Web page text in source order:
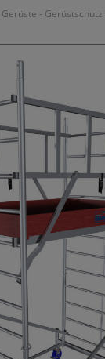
Gerüste - Gerüstschutz